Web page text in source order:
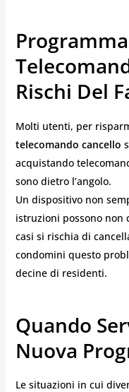
Rischi Del
Molti utenti, per
telecomando cancello
acquistando
sono dietro l’angolo.
Un dispositivo non
istruzioni possono non
casi si rischia di
condomini questo
decine di residenti.
Quando
Nuova
Le situazioni in cui